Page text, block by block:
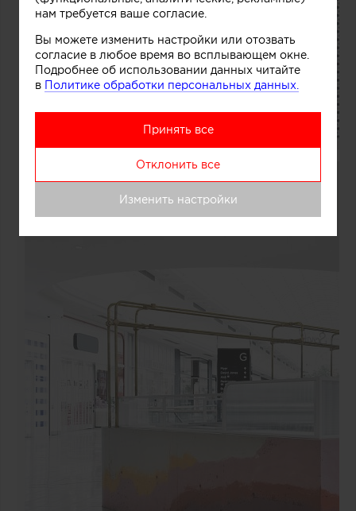
нам требуется ваше согласие.
Вы можете изменить настройки или отозвать
согласие в любое время во всплывающем окне.
Подробнее об использовании данных читайте
в Политике обработки персональных данных.
Принять все
Отклонить все
Изменить настройки